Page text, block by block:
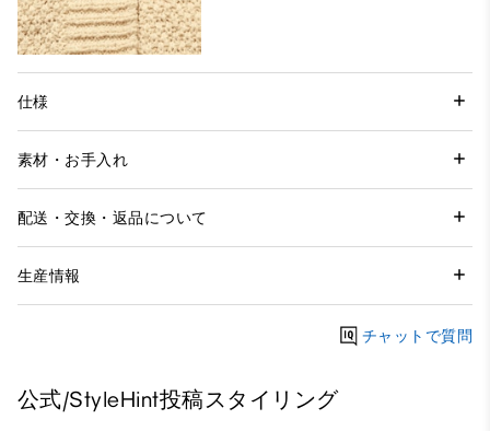
仕様
素材・お手入れ
配送・交換・返品について
生産情報
チャットで質問
公式/StyleHint投稿スタイリング